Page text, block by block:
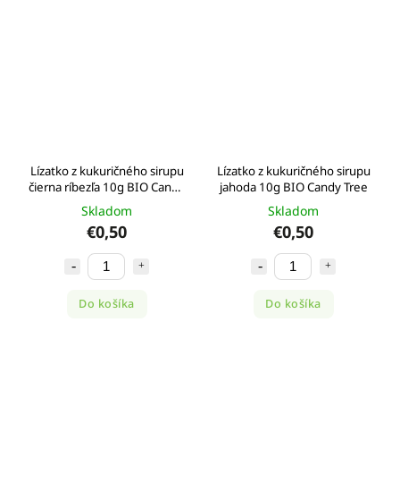
Lízatko z kukuričného sirupu
čierna ríbezľa 10g BIO Candy
Tree
Skladom
€0,50
Do košíka
Lízatko z kukuričného sirupu
jahoda 10g BIO Candy Tree
Skladom
€0,50
Do košíka